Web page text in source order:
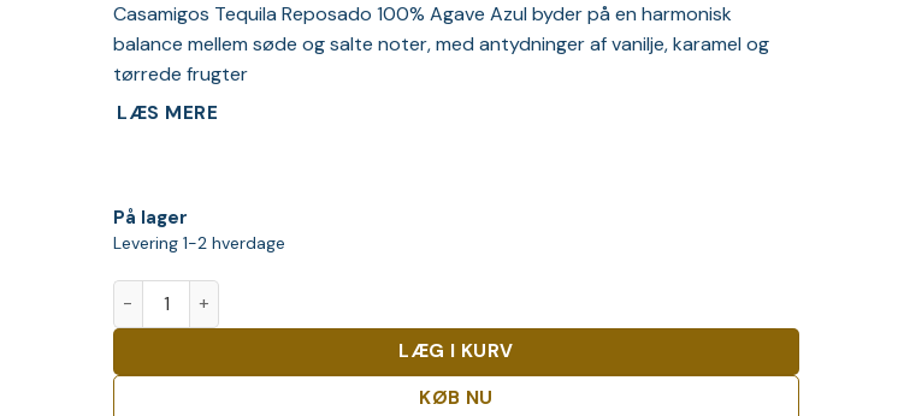
Casamigos Tequila Reposado 100% Agave Azul byder på en harmonisk
balance mellem søde og salte noter, med antydninger af vanilje, karamel og
tørrede frugter
LÆS MERE
På lager
Levering 1-2 hverdage
Casamigos Tequila Reposado 100% Agave Azul antal
LÆG I KURV
KØB NU